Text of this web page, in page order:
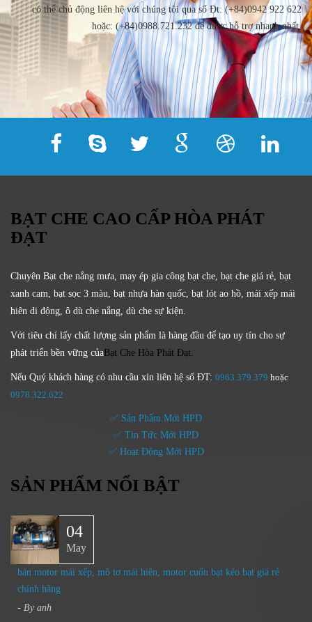
có thể chủ động liên hệ với chúng tôi qua số Đt: (+84)0942 922 622
hoặc: (+84)0988.721.232 để được hỗ trợ nhanh nhất.
BẠT CHE CAO CẤP HÒA PHÁT
ĐẠT
Chuyên Bạt che nắng mưa, may ép gia công bạt che, bạt che giá rẻ, bạt
xanh cam, bạt sọc 3 màu, bạt nhựa hàn quốc, bạt lót ao hồ, mái xếp mái
hiên di động, ô dù che nắng, dù che sự kiện.
Với tiêu chí lấy chất lượng sản phẩm là hàng đầu để tạo uy tín cho sự
phát triển bền vững của Bạt Che Hòa Phát Đạt.
Nếu Quý khách hàng có nhu cầu xin liên hệ số ĐT: 0963.379.379 hoặc
0978.322.622
✅ Sản Phẩm Mới HPD
✅ Tin Tức Mới HPD
✅ Hoạt Động Mới HPD
SẢN PHẨM NỔI BẬT
04
May
bán motor mái xếp, mô tơ mái hiên, motor cuốn bạt kéo bạt giá rẻ
chính hãng
- By anh